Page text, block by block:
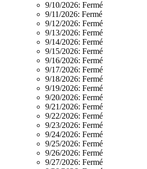
9/10/2026: Fermé
9/11/2026: Fermé
9/12/2026: Fermé
9/13/2026: Fermé
9/14/2026: Fermé
9/15/2026: Fermé
9/16/2026: Fermé
9/17/2026: Fermé
9/18/2026: Fermé
9/19/2026: Fermé
9/20/2026: Fermé
9/21/2026: Fermé
9/22/2026: Fermé
9/23/2026: Fermé
9/24/2026: Fermé
9/25/2026: Fermé
9/26/2026: Fermé
9/27/2026: Fermé